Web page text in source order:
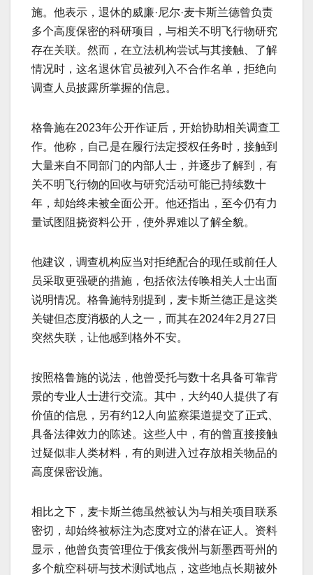
施。他表示，退休的威廉·尼尔·麦卡斯兰德曾负责
多个高度保密的科研项目，与相关不明飞行物研究
存在关联。然而，在立法机构尝试与其接触、了解
情况时，这名退休官员被列入不合作名单，拒绝向
调查人员披露所掌握的信息。
格鲁施在2023年公开作证后，开始协助相关调查工
作。他称，自己是在履行法定授权任务时，接触到
大量来自不同部门的内部人士，并逐步了解到，有
关不明飞行物的回收与研究活动可能已持续数十
年，却始终未被全面公开。他还指出，至今仍有力
量试图阻挠资料公开，使外界难以了解全貌。
他建议，调查机构应当对拒绝配合的现任或前任人
员采取更强硬的措施，包括依法传唤相关人士出面
说明情况。格鲁施特别提到，麦卡斯兰德正是这类
关键但态度消极的人之一，而其在2024年2月27日
突然失联，让他感到格外不安。
按照格鲁施的说法，他曾受托与数十名具备可靠背
景的专业人士进行交流。其中，大约40人提供了有
价值的信息，另有约12人向监察渠道提交了正式、
具备法律效力的陈述。这些人中，有的曾直接接触
过疑似非人类材料，有的则进入过存放相关物品的
高度保密设施。
相比之下，麦卡斯兰德虽然被认为与相关项目联系
密切，却始终被标注为态度对立的潜在证人。资料
显示，他曾负责管理位于俄亥俄州与新墨西哥州的
多个航空科研与技术测试地点，这些地点长期被外